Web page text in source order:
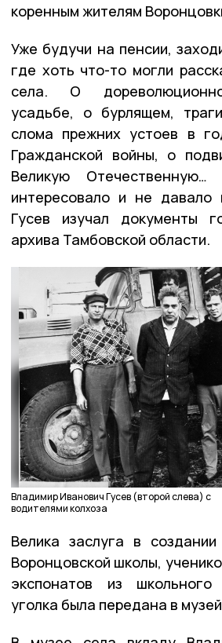
коренным жителям
Уже будучи на пенсии,
где хоть что-то могли
села. О
усадьбе, о бурлящем,
слома прежних устоев в
Гражданской войны, о
Великую
интересовало и не давало
Гусев изучал документы
архива Тамбовской области.
Владимир Иванович Гусев (второй слева) с
водителями колхоза
Велика заслуга в
Воронцовской школы,
экспонатов из школьного
уголка была передана в